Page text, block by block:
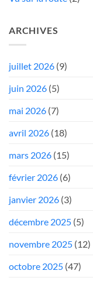
ARCHIVES
juillet 2026 (9)
juin 2026 (5)
mai 2026 (7)
avril 2026 (18)
mars 2026 (15)
février 2026 (6)
janvier 2026 (3)
décembre 2025 (5)
novembre 2025 (12)
octobre 2025 (47)